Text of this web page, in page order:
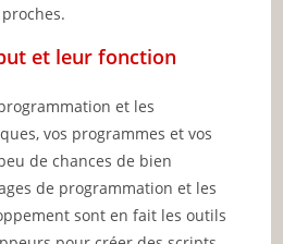
et leur fonction
et les
vos programmes et vos
de chances de bien
de programmation et les
sont en fait les outils